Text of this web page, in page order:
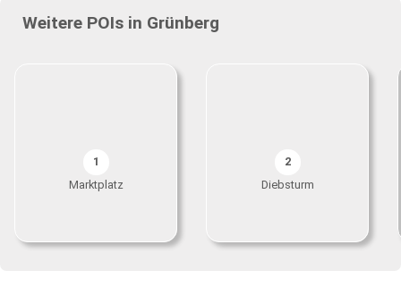
Weitere POIs in Grünberg
1
Marktplatz
2
Diebsturm